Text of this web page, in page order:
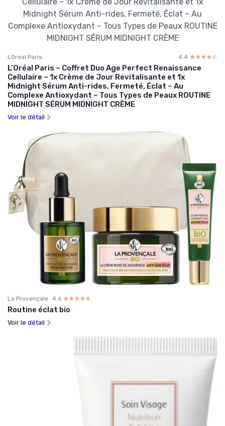
LOreal Paris 4.4 ☆☆☆☆☆
★★★★★
L’Oréal Paris – Coffret Duo Age Perfect Renaissance
Cellulaire – 1x Crème de Jour Revitalisante et 1x
Midnight Sérum Anti-rides, Fermeté, Éclat – Au
Complexe Antioxydant – Tous Types de Peaux ROUTINE
MIDNIGHT SÉRUM MIDNIGHT CRÈME
Voir le détail
La Provençale 4.6 ☆☆☆☆☆
★★★★★
Routine éclat bio
Voir le détail